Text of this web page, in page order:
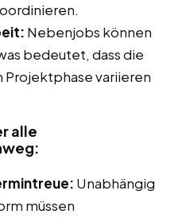
Nebenjobs können
bedeutet, dass die
variieren
alle
Unabhängig
müssen